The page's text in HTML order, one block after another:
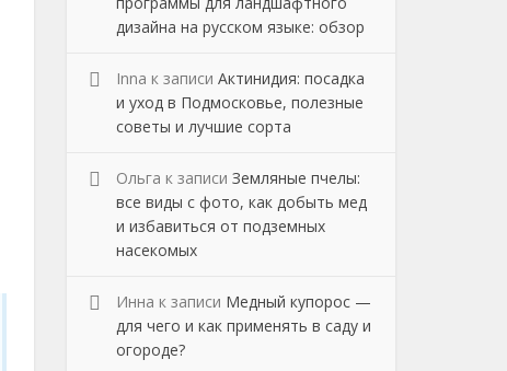
дизайна на русском языке: обзор
Inna к записи Актинидия: посадка
и уход в Подмосковье, полезные
советы и лучшие сорта
Ольга к записи Земляные пчелы:
все виды с фото, как добыть мед
и избавиться от подземных
насекомых
Инна к записи Медный купорос —
для чего и как применять в саду и
огороде?